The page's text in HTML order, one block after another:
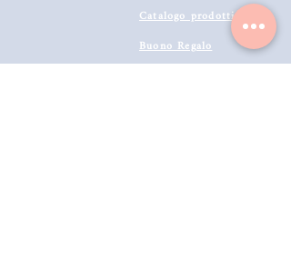
Catalogo prodotti 2022
Buono Regalo